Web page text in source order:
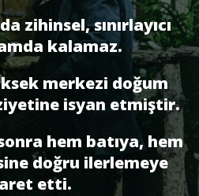
zihinsel, sınırlayıcı
kalamaz.
merkezi doğum
isyan etmiştir.
hem batıya, hem
doğru ilerlemeye
etti.